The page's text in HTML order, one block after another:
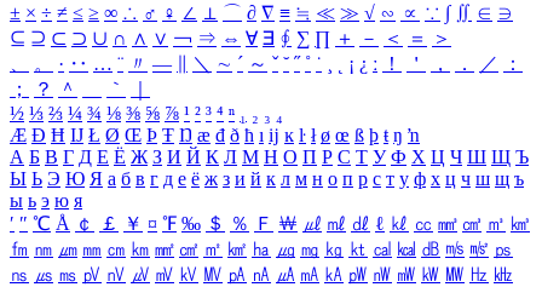
± × ÷ ≠ ≤ ≥ ∞ ∴ ♂ ♀ ∠ ⊥ ⌒ ∂ ∇ ≡ ≒ ≪ ≫ √ ∽ ∝ ∵ ∫ ∬ ∈ ∋
⊆ ⊇ ⊂ ⊃ ∪ ∩ ∧ ∨ ￢ ⇒ ⇔ ∀ ∃ ∮ ∑ ∏ ＋ － ＜ ＝
＞
、
。 · ‥ … ¨ 〃 ― ＼ ∼ ´ ～ ˇ ˘ ˝ ˚ ˙ ¸ ¡ ¿ ː ！ ＇ ， ． ／
：
；
？ ＾ ｀
½ ⅓ ⅔ ¼ ¾ ⅛ ⅜ ⅝ ⅞ ¹ ² ³ ⁴ ⁿ ₁ ₂ ₃ ₄
Æ Ð Ħ Ĳ Ł Ø Œ Þ Ŧ Ŋ æ đ ð ħ ı ĳ ĸ ŀ ł ø œ ß þ ŧ ŋ ŉ
А Б В Г Д Е Ё Ж З И Й К Л М Н О П Р С Т У Ф Х Ц Ч Ш Щ Ъ
Ы Ь Э Ю Я а б в г д е ё ж з и й к л м н о п р с т у ф х ц ч ш щ ъ
ы ь э ю я
′ ″ ℃ Å ￠ ￡ ￥ ¤ ℉ ‰ ＄ ％ Ｆ ￦ ㎕ ㎖ ㎗ ℓ ㎘ ㏄ ㎣ ㎤ ㎥ ㎦
㎙ ㎚ ㎛ ㎜ ㎝ ㎞ ㎟ ㎠ ㎡ ㎢ ㏊ ㎍ ㎎ ㎏ ㏏ ㎈ ㎉ ㏈ ㎧ ㎨ ㎰
㎱ ㎲ ㎳ ㎴ ㎵ ㎶ ㎷ ㎸ ㎹ ㎀ ㎁ ㎂ ㎃ ㎄ ㎺ ㎻ ㎽ ㎾ ㎿ ㎐ ㎑